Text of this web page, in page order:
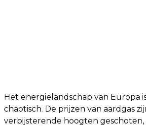
Het energielandschap van Europa
chaotisch. De prijzen van aardgas
verbijsterende hoogten geschoten,